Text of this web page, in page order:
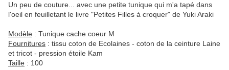
Un peu de couture... avec une petite tunique qui m'a tapé dans
l'oeil en feuilletant le livre "Petites Filles à croquer" de Yuki Araki
Modèle : Tunique cache coeur M
Fournitures : tissu coton de Ecolaines - coton de la ceinture Laine
et tricot - pression étoile Kam
Taille : 100